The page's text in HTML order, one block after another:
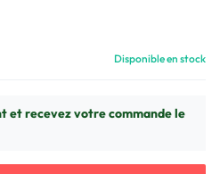
Disponible en stock
et recevez votre commande le